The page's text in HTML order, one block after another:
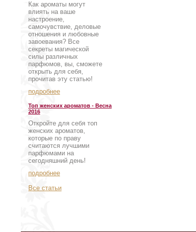
Как ароматы могут
влиять на ваше
настроение,
самочувствие, деловые
отношения и любовные
завоевания? Все
секреты магической
силы различных
парфюмов, вы, сможете
открыть для себя,
прочитав эту статью!
подробнее
Топ женских ароматов - Весна
2016
Откройте для себя топ
женских ароматов,
которые по праву
считаются лучшими
парфюмами на
сегодняшний день!
подробнее
Все статьи